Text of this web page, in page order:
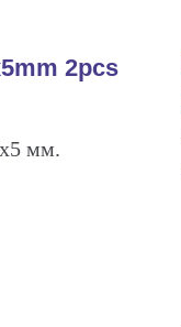
2pcs
мм.